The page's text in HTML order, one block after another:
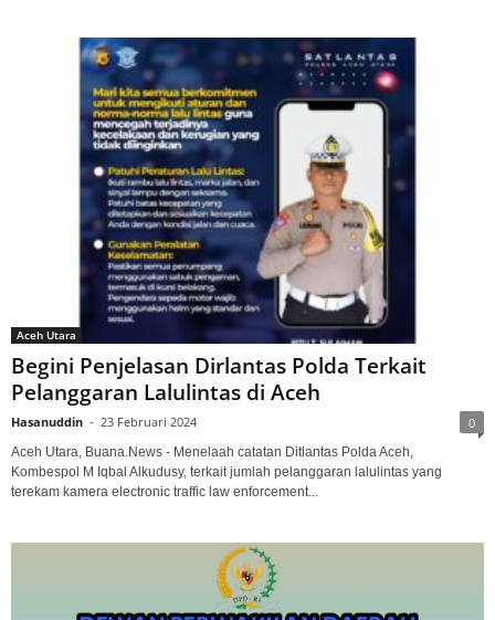
Aceh Utara
Begini Penjelasan Dirlantas Polda Terkait
Pelanggaran Lalulintas di Aceh
Hasanuddin - 23 Februari 2024 0
Aceh Utara, Buana.News - Menelaah catatan Ditlantas Polda Aceh,
Kombespol M Iqbal Alkudusy, terkait jumlah pelanggaran lalulintas yang
terekam kamera electronic traffic law enforcement...